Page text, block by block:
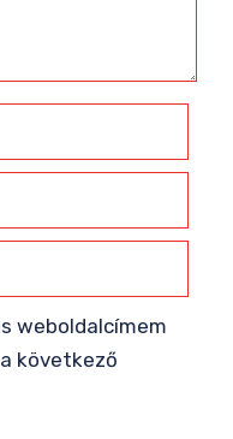
weboldalcímem
következő